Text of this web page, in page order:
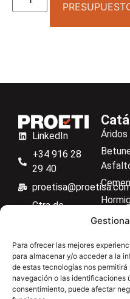
Para ofrecer las mejores
para almacenar y/o acceder a la
de estas tecnologías nos
navegación o las identificaciones
consentimiento, puede afectar
LinkedIn
+34 916 28
29 40
Ctra de
M-106, Km
4,1, 28110
Algete,
Madrid
Áridos
Suelos